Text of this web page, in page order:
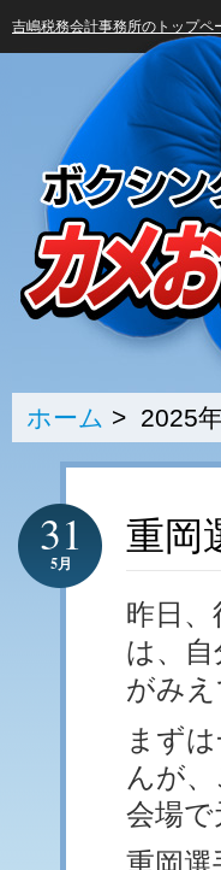
吉嶋税務会計事務所のトップペ
ホーム > 2025
重岡
31
5月
昨日
は、
がみ
まず
んが
会場
重岡